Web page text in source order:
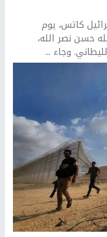
كاتس، يوم
حسن نصر الله،
وجاء ...